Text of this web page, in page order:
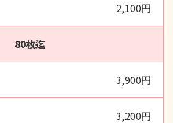
2,100円
80枚迄
3,900円
3,200円